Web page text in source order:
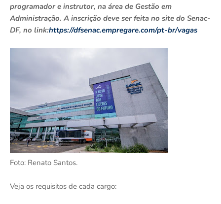
programador e instrutor, na área de Gestão em
Administração. A inscrição deve ser feita no site do Senac-
DF, no link:https://dfsenac.empregare.com/pt-br/vagas
Foto: Renato Santos.
Veja os requisitos de cada cargo: